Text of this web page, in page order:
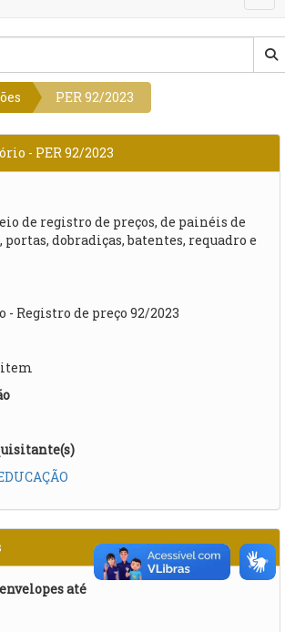
PER 92/2023
- PER 92/2023
de registro de preços, de painéis de
dobradiças, batentes, requadro e
- Registro de preço 92/2023
item
até